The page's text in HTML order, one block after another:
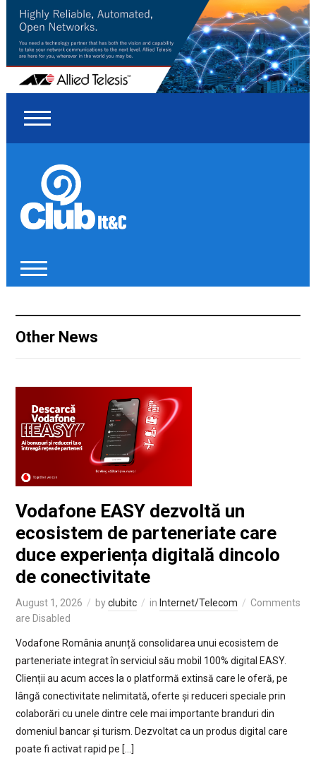
Other News
Vodafone EASY dezvoltă un
ecosistem de parteneriate care
duce experiența digitală dincolo
de conectivitate
August 1, 2026 byclubitc in Internet/Telecom
Comments
are Disabled
Vodafone România anunță consolidarea unui ecosistem de
parteneriate integrat în serviciul său mobil 100% digital EASY.
Clienții au acum acces la o platformă extinsă care le oferă, pe
lângă conectivitate nelimitată, oferte și reduceri speciale prin
colaborări cu unele dintre cele mai importante branduri din
domeniul bancar și turism. Dezvoltat ca un produs digital care
poate fi activat rapid pe […]